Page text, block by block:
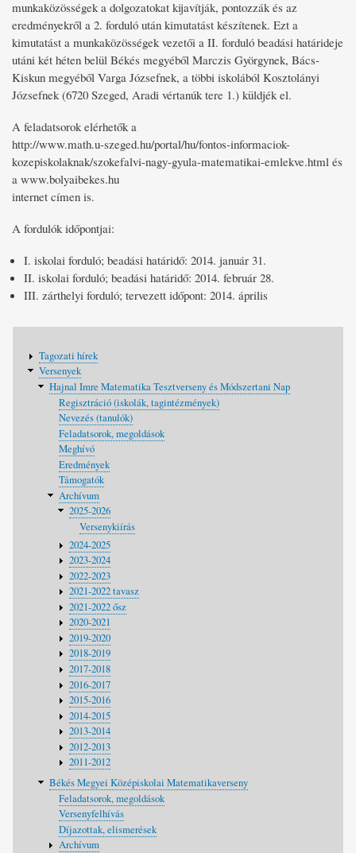
munkaközösségek a dolgozatokat kijavítják, pontozzák és az
eredményekről a 2. forduló után kimutatást készítenek. Ezt a
kimutatást a munkaközösségek vezetői a II. forduló beadási határideje
utáni két héten belül Békés megyéből Marczis Györgynek, Bács-
Kiskun megyéből Varga Józsefnek, a többi iskolából Kosztolányi
Józsefnek (6720 Szeged, Aradi vértanúk tere 1.) küldjék el.
A feladatsorok elérhetők a
http://www.math.u-szeged.hu/portal/hu/fontos-informaciok-
kozepiskolaknak/szokefalvi-nagy-gyula-matematikai-emlekve.html és
a www.bolyaibekes.hu
internet címen is.
A fordulók időpontjai:
I. iskolai forduló; beadási határidő: 2014. január 31.
II. iskolai forduló; beadási határidő: 2014. február 28.
III. zárthelyi forduló; tervezett időpont: 2014. április
navigáció
Tagozati hírek
Versenyek
Hajnal Imre Matematika Tesztverseny és Módszertani Nap
Regisztráció (iskolák, tagintézmények)
Nevezés (tanulók)
Feladatsorok, megoldások
Meghívó
Eredmények
Támogatók
Archívum
2025-2026
Versenykiírás
2024-2025
2023-2024
2022-2023
2021-2022 tavasz
2021-2022 ősz
2020-2021
2019-2020
2018-2019
2017-2018
2016-2017
2015-2016
2014-2015
2013-2014
2012-2013
2011-2012
Békés Megyei Középiskolai Matematikaverseny
Feladatsorok, megoldások
Versenyfelhívás
Díjazottak, elismerések
Archívum